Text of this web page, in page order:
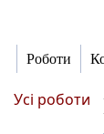
Роботи
Усі роботи